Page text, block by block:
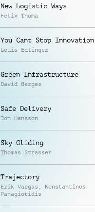
New Logistic Ways
Felix Thoma
You Cant Stop Innovation
Louis Edlinger
Green Infrastructure
David Berges
Safe Delivery
Jon Hansson
Sky Gliding
Thomas Strasser
Trajectory
Erik Vargas , Konstantinos
Panagiotidis